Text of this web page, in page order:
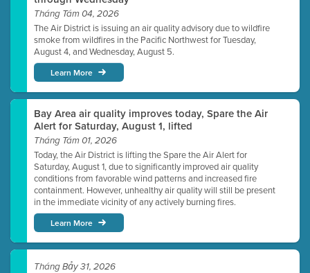
Tháng Tám 04, 2026
The Air District is issuing an air quality advisory due to wildfire
smoke from wildfires in the Pacific Northwest for Tuesday,
August 4, and Wednesday, August 5.
Learn More
Bay Area air quality improves today, Spare the Air
Alert for Saturday, August 1, lifted
Tháng Tám 01, 2026
Today, the Air District is lifting the Spare the Air Alert for
Saturday, August 1, due to significantly improved air quality
conditions from favorable wind patterns and increased fire
containment. However, unhealthy air quality will still be present
in the immediate vicinity of any actively burning fires.
Learn More
Tháng Bảy 31, 2026